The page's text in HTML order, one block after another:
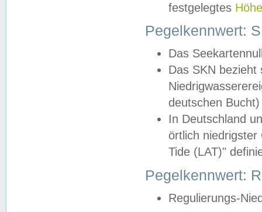
festgelegtes
Pegelkennwert:
Das
Das SKN
deutschen
In Deutschland
örtlich
Tide (LAT)"
Pegelkennwert:
Regulierungs-